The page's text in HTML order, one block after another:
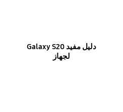
Galaxy S20 دليل مفيد
لجهاز